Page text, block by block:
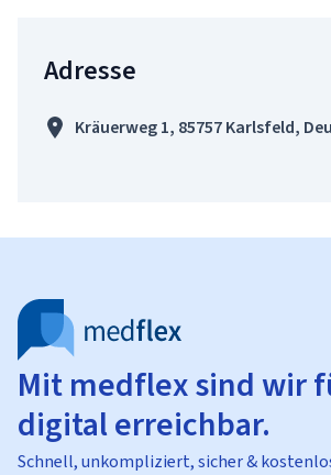
Adresse
Kräuerweg 1, 85757 Karlsfeld,
Mit medflex sind wir
digital erreichbar.
Schnell, unkompliziert, sicher &